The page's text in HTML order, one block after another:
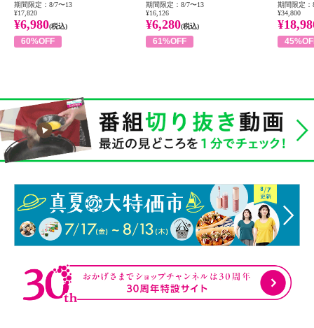
期間限定：8/7〜13
¥17,820
¥6,980(税込)
60%OFF
期間限定：8/7〜13
¥16,126
¥6,280(税込)
61%OFF
期間限定：
¥34,800